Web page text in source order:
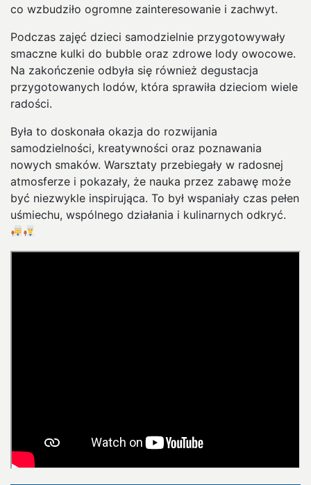
co wzbudziło ogromne zainteresowanie i zachwyt.
Podczas zajęć dzieci samodzielnie przygotowywały
smaczne kulki do bubble oraz zdrowe lody owocowe.
Na zakończenie odbyła się również degustacja
przygotowanych lodów, która sprawiła dzieciom wiele
radości.
Była to doskonała okazja do rozwijania
samodzielności, kreatywności oraz poznawania
nowych smaków. Warsztaty przebiegały w radosnej
atmosferze i pokazały, że nauka przez zabawę może
być niezwykle inspirująca. To był wspaniały czas pełen
uśmiechu, wspólnego działania i kulinarnych odkryć.